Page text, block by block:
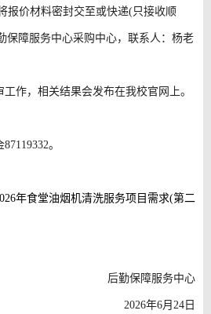
报价材料密封交至或快递(只接收顺
保障服务中心采购中心，联系人：杨老
作，相关结果会发布在我校官网上。
。
年食堂油烟机清洗服务项目需求(第二
后勤保障服务中心
2026年6月24日